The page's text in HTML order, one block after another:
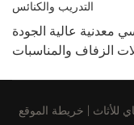
معدنية عالية الجودة
الزفاف والمناسبات
خريطة الموقع